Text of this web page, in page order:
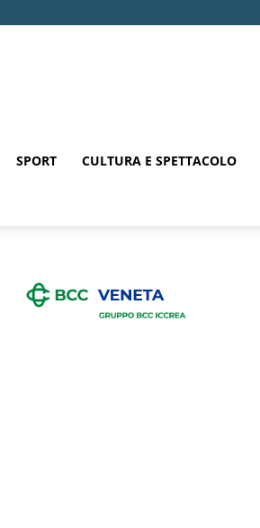
SPORT CULTURA E SPETTACOLO